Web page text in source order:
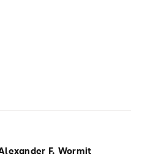
F. Wormit